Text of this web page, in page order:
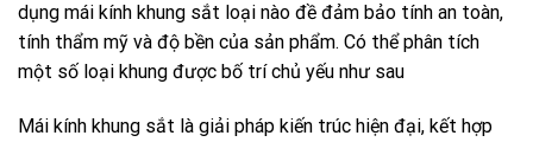
dụng mái kính khung sắt loại nào đề đảm bảo tính an toàn,
tính thẩm mỹ và độ bền của sản phẩm. Có thể phân tích
một số loại khung được bố trí chủ yếu như sau
Mái kính khung sắt là giải pháp kiến trúc hiện đại, kết hợp